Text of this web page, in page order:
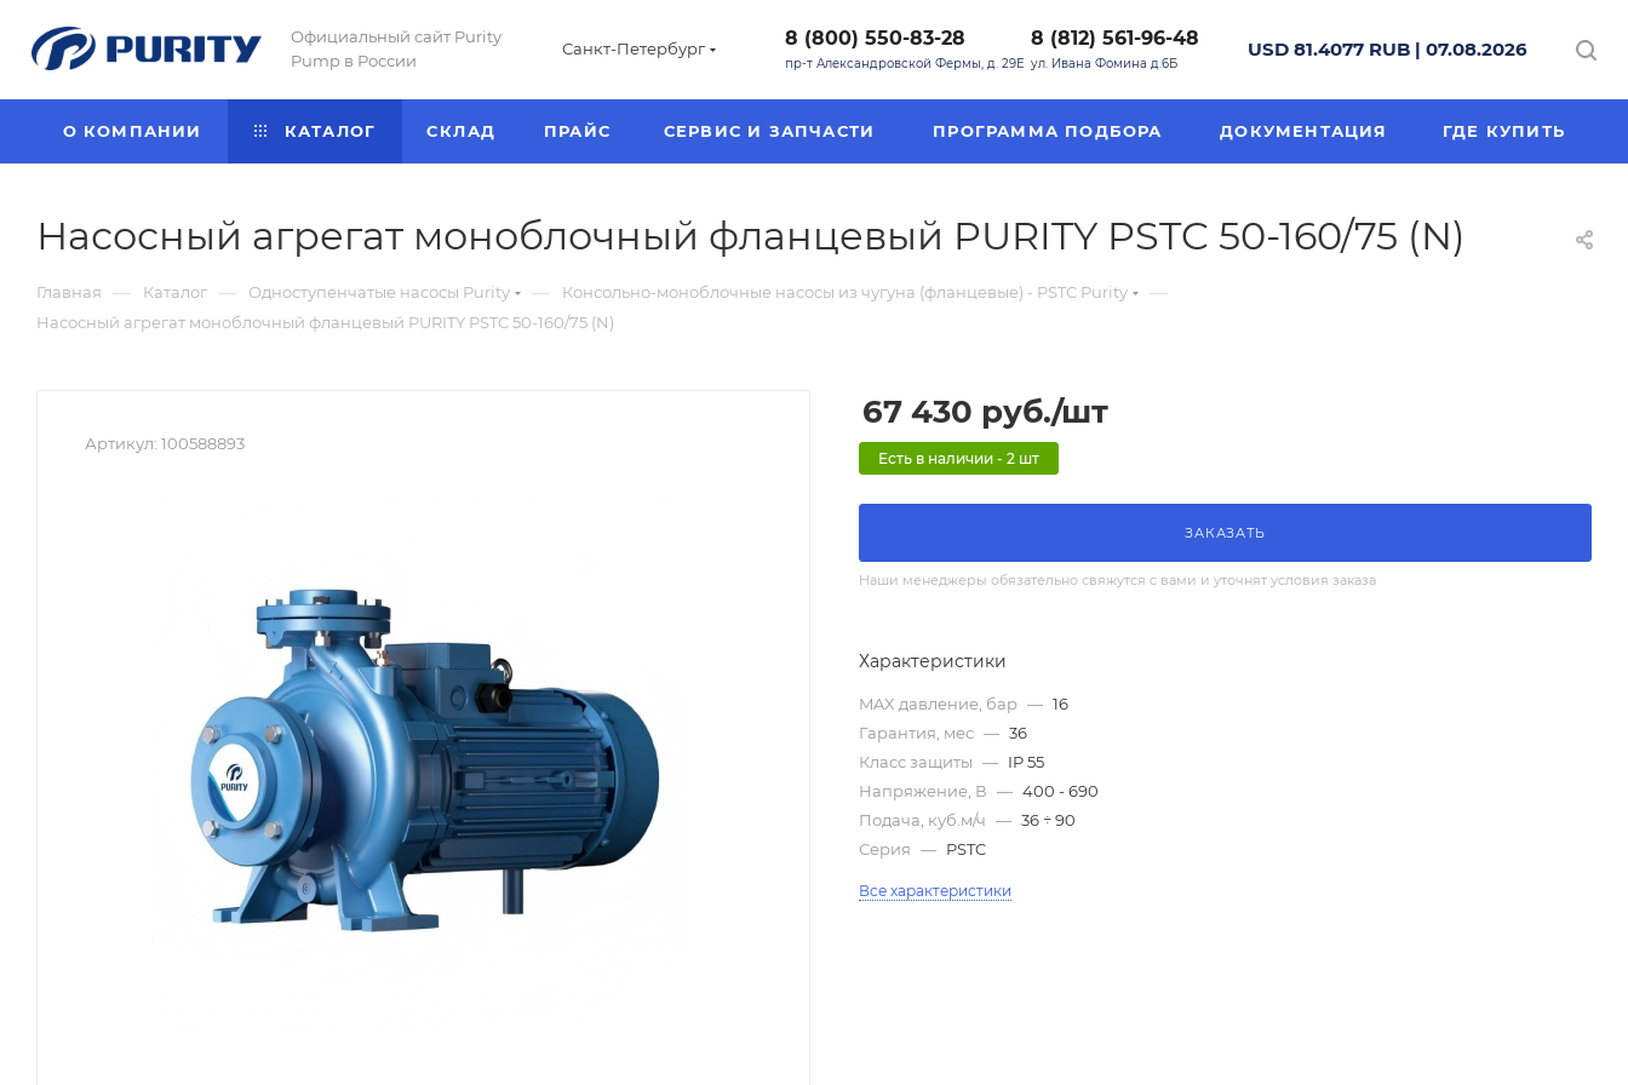
Официальный сайт Purity
Pump в России
Санкт-Петербург 8 (800) 550-83-28
пр-т Александровской Фермы, д. 29Е
8 (812) 561-96-48
ул. Ивана Фомина д.6Б
USD 81.4077 RUB | 07.08.2026
О КОМПАНИИ КАТАЛОГ CКЛАД ПРАЙС СЕРВИС И ЗАПЧАСТИ ПРОГРАММА ПОДБОРА ДОКУМЕНТАЦИЯ ГДЕ КУПИТЬ
Насосный агрегат моноблочный фланцевый PURITY PSTC 50-160/75 (N)
Главная — Каталог — Одноступенчатые насосы Purity — Консольно-моноблочные насосы из чугуна (фланцевые) - PSTC Purity —
Насосный агрегат моноблочный фланцевый PURITY PSTC 50-160/75 (N)
Артикул: 100588893
67 430 руб./шт
Есть в наличии - 2 шт
ЗАКАЗАТЬ
Наши менеджеры обязательно свяжутся с вами и уточнят условия заказа
Характеристики
MAX давление, бар — 16
Гарантия, мес — 36
Класс защиты — IP 55
Напряжение, В — 400 - 690
Подача, куб.м/ч — 36 ÷ 90
Серия — PSTC
Все характеристики